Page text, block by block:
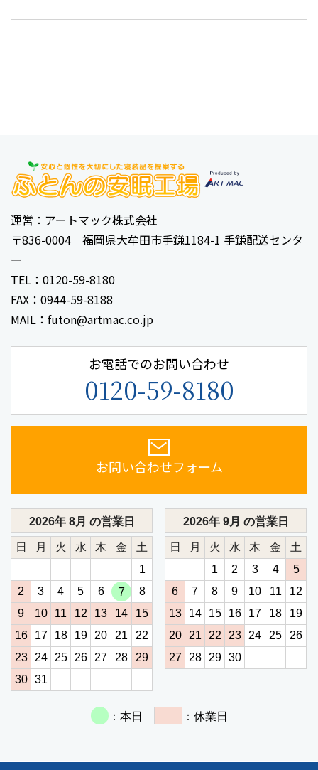
運営：アートマック株式会社
〒836-0004 福岡県大牟田市手鎌1184-1 手鎌配送センタ
ー
TEL：0120-59-8180
FAX：0944-59-8188
MAIL：futon@artmac.co.jp
お電話でのお問い合わせ
0120-59-8180
お問い合わせフォーム